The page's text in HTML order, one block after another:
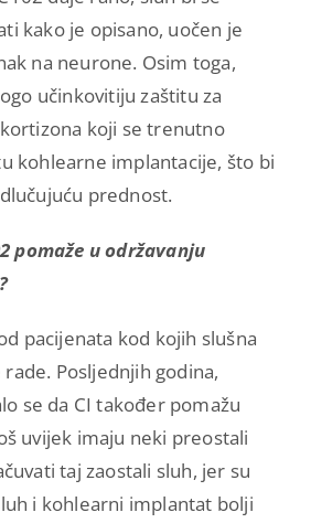
kako je opisano, uočen je
na neurone. Osim toga,
učinkovitiju zaštitu za
koji se trenutno
kohlearne implantacije, što bi
prednost.
pomaže u održavanju
pacijenata kod kojih slušna
Posljednjih godina,
se da CI također pomažu
uvijek imaju neki preostali
taj zaostali sluh, jer su
i kohlearni implantat bolji